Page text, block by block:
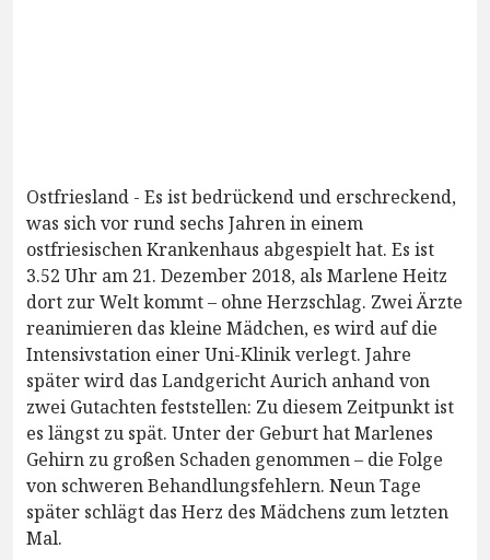
Ostfriesland - Es ist bedrückend und erschreckend,
was sich vor rund sechs Jahren in einem
ostfriesischen Krankenhaus abgespielt hat. Es ist
3.52 Uhr am 21. Dezember 2018, als Marlene Heitz
dort zur Welt kommt – ohne Herzschlag. Zwei Ärzte
reanimieren das kleine Mädchen, es wird auf die
Intensivstation einer Uni-Klinik verlegt. Jahre
später wird das Landgericht Aurich anhand von
zwei Gutachten feststellen: Zu diesem Zeitpunkt ist
es längst zu spät. Unter der Geburt hat Marlenes
Gehirn zu großen Schaden genommen – die Folge
von schweren Behandlungsfehlern. Neun Tage
später schlägt das Herz des Mädchens zum letzten
Mal.